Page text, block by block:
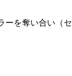
ーを奪い合い（